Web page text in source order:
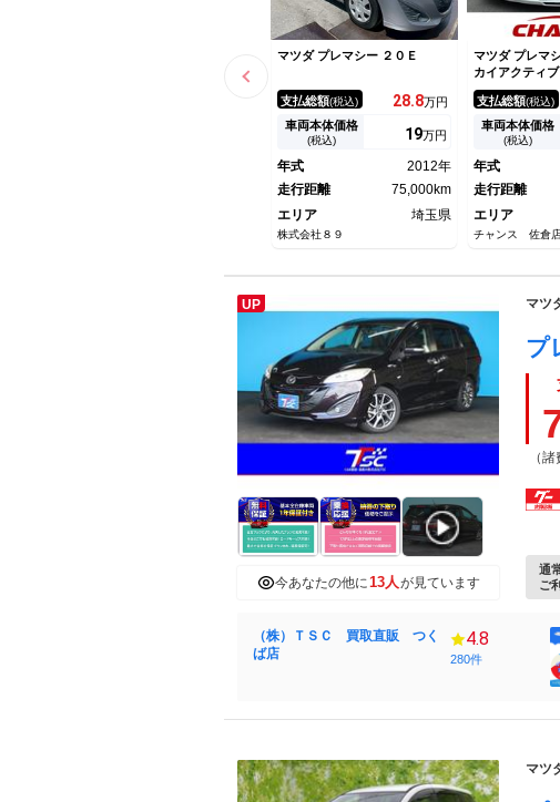
マツダ プレマシー ２０Ｅ
支払総額(税込) 28.8万円
車両本体価格
(税込) 19万円
年式
2012年
走行距離
75,000km
エリア
埼玉県
株式会社８９
マツダ プレマ
カイアクティ
ジ サイドエア
１．０ 純正
スマートキー
ロール 電動
フルセグ Ｃ
ｕｅｔｏｏｔ
支払総額(税込)
車両本体価格
(税込)
年式
走行距離
エリア
チャンス 佐倉
UP
今あなたの他に 13人 が見ています
マツ
（
通
ご
（株）ＴＳＣ 買取直販 つく
ば店
4.8
280件
マツ